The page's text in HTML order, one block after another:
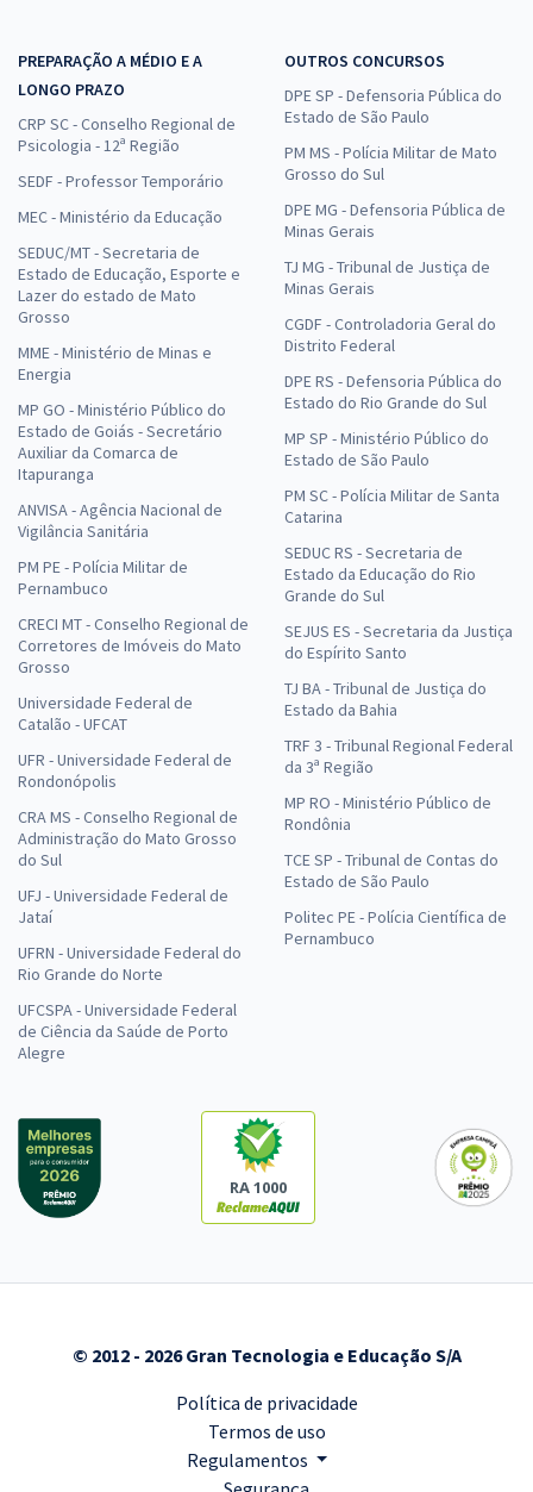
PREPARAÇÃO A MÉDIO E A
LONGO PRAZO
CRP SC - Conselho Regional de
Psicologia - 12ª Região
SEDF - Professor Temporário
MEC - Ministério da Educação
SEDUC/MT - Secretaria de
Estado de Educação, Esporte e
Lazer do estado de Mato
Grosso
MME - Ministério de Minas e
Energia
MP GO - Ministério Público do
Estado de Goiás - Secretário
Auxiliar da Comarca de
Itapuranga
ANVISA - Agência Nacional de
Vigilância Sanitária
PM PE - Polícia Militar de
Pernambuco
CRECI MT - Conselho Regional de
Corretores de Imóveis do Mato
Grosso
Universidade Federal de
Catalão - UFCAT
UFR - Universidade Federal de
Rondonópolis
CRA MS - Conselho Regional de
Administração do Mato Grosso
do Sul
UFJ - Universidade Federal de
Jataí
UFRN - Universidade Federal do
Rio Grande do Norte
UFCSPA - Universidade Federal
de Ciência da Saúde de Porto
Alegre
OUTROS CONCURSOS
DPE SP - Defensoria Pública do
Estado de São Paulo
PM MS - Polícia Militar de Mato
Grosso do Sul
DPE MG - Defensoria Pública de
Minas Gerais
TJ MG - Tribunal de Justiça de
Minas Gerais
CGDF - Controladoria Geral do
Distrito Federal
DPE RS - Defensoria Pública do
Estado do Rio Grande do Sul
MP SP - Ministério Público do
Estado de São Paulo
PM SC - Polícia Militar de Santa
Catarina
SEDUC RS - Secretaria de
Estado da Educação do Rio
Grande do Sul
SEJUS ES - Secretaria da Justiça
do Espírito Santo
TJ BA - Tribunal de Justiça do
Estado da Bahia
TRF 3 - Tribunal Regional Federal
da 3ª Região
MP RO - Ministério Público de
Rondônia
TCE SP - Tribunal de Contas do
Estado de São Paulo
Politec PE - Polícia Científica de
Pernambuco
RA 1000
© 2012 - 2026 Gran Tecnologia e Educação S/A
Política de privacidade
Termos de uso
Regulamentos